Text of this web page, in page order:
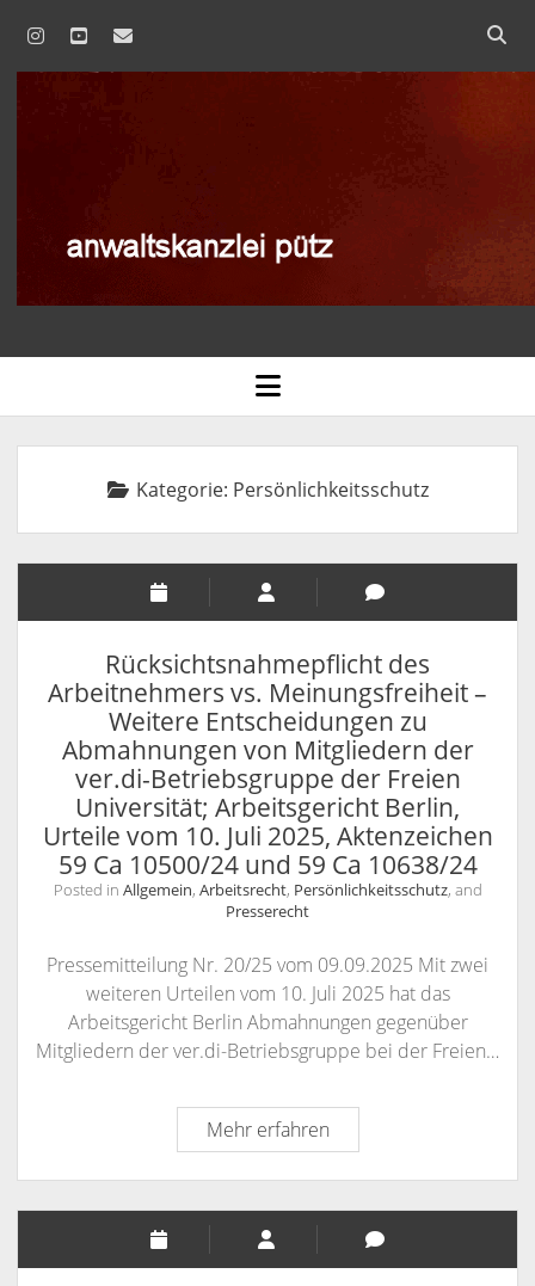
instagram
youtubeemail
AGB
BLOG
IMPRESSUM
KONTAKT / INFORMATIONEN
INFORMATIONEN
KONTAKT
SPRECHZEITEN
VOLLMACHT
WIDERRUFSBELEHRUNG BEI FERNABSATZVERTRÄGEN
RECHTSANWALT NILS PÜTZ
RECHTSANWÄLTIN VERONIKA KLENK
SCHULUNGSANGEBOTE
ARBEITSRECHT FÜR PERSONALDISPONENTEN
RECHTLICHES UPDATE FÜR AUSBILDER
RECHTSSICHER IM INTERNET – WETTBEWERBSRECHT,
URHEBERRECHT, ÄUSSERUNGSRECHT UND M
ARKENRECHT
SOCIAL MEDIA UND RECHT
ERSÖNLICHKEITSRECHT
open
menu
Kategorie: Persönlichkeitsschutz
Rücksichtsnahmepflicht des
Arbeitnehmers vs. Meinungsfreiheit –
Weitere Entscheidungen zu
Abmahnungen von Mitgliedern der
ver.di-Betriebsgruppe der Freien
Universität; Arbeitsgericht Berlin,
Urteile vom 10. Juli 2025, Aktenzeichen
59 Ca 10500/24 und 59 Ca 10638/24
Posted in Allgemein, Arbeitsrecht, Persönlichkeitsschutz, and
Presserecht
Pressemitteilung Nr. 20/25 vom 09.09.2025 Mit zwei
weiteren Urteilen vom 10. Juli 2025 hat das
Arbeitsgericht Berlin Abmahnungen gegenüber
Mitgliedern der ver.di-Betriebsgruppe bei der Freien…
Mehr erfahrenRücksichtsnahmepflicht
des
Arbeitnehmers
vs.
Meinungsfreiheit
–